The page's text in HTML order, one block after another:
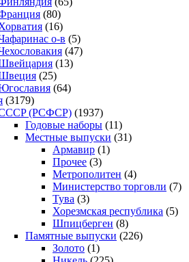
(80)
(16)
о-в (5)
(47)
(13)
(25)
(64)
(3179)
(РСФСР) (1937)
Годовые наборы (11)
Местные выпуски (31)
Армавир (1)
Прочее (3)
Метрополитен (4)
Министерство торговли (7)
Тува (3)
Хорезмская республика (5)
Шпицберген (8)
Памятные выпуски (226)
Золото (1)